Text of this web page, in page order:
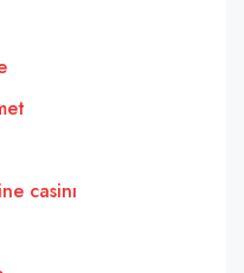
casinı